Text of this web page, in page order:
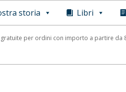
storia Libri
per ordini con importo a partire da